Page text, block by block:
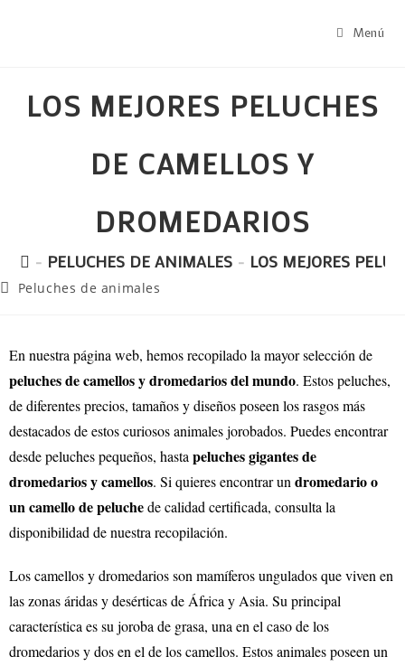
Menú
LOS MEJORES PELUCHES
DE CAMELLOS Y
DROMEDARIOS
- PELUCHES DE ANIMALES - LOS MEJORES
Peluches de animales
En nuestra página web, hemos recopilado la mayor selección de
peluches de camellos y dromedarios del mundo. Estos peluches,
de diferentes precios, tamaños y diseños poseen los rasgos más
destacados de estos curiosos animales jorobados. Puedes encontrar
desde peluches pequeños, hasta peluches gigantes de
dromedarios y camellos. Si quieres encontrar un dromedario o
un camello de peluchede calidad certificada, consulta la
disponibilidad de nuestra recopilación.
Los camellos y dromedarios son mamíferos ungulados que viven en
las zonas áridas y desérticas de África y Asia. Su principal
característica es su joroba de grasa, una en el caso de los
dromedarios y dos en el de los camellos. Estos animales poseen un